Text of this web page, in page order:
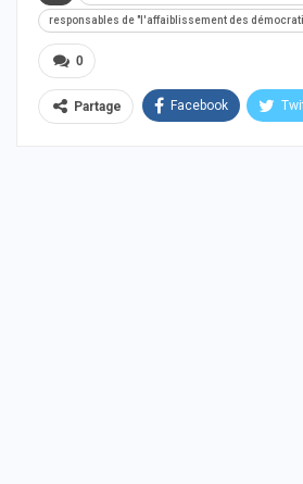
responsables de "l'affaiblissement des
0
Partage Facebook